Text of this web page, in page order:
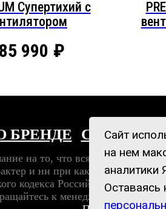
Супертихий c
990 ₽
Сайт
на нем
Оставаясь
БРЕНДЕ СЕРВИС И
на то, что вся информация,
и ни при каких условиях не
кодекса Российской
к менеджерам